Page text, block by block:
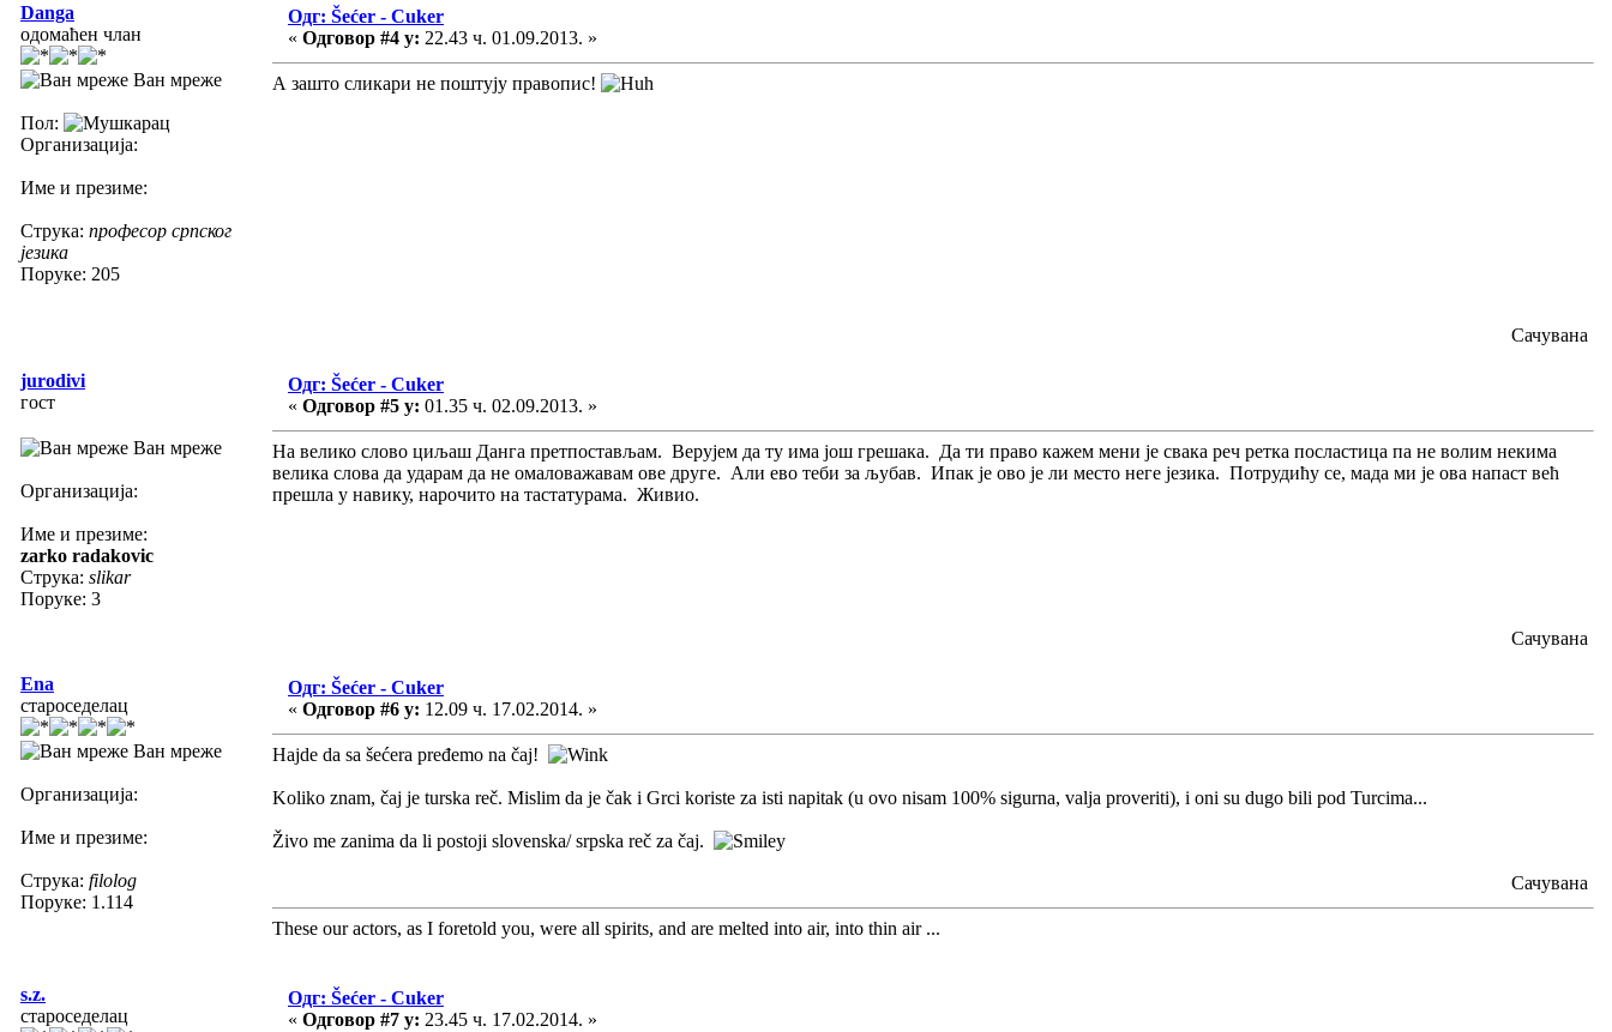
Danga
одомаћен члан
Ван мреже
Пол:
Организација:
Име и презиме:
Струка: професор српског
језика
Поруке: 205
Одг: Šećer - Cuker
« Одговор #4 у: 22.43 ч. 01.09.2013. »
А зашто сликари не поштују правопис!
Сачувана
jurodivi
гост
Ван мреже
Организација:
Име и презиме:
zarko radakovic
Струка: slikar
Поруке: 3
Одг: Šećer - Cuker
« Одговор #5 у: 01.35 ч. 02.09.2013. »
На велико слово циљаш Данга претпостављам. Верујем да ту има још грешака. Да ти право кажем мени је свака реч ретка посластица па не волим некима
велика слова да ударам да не омаловажавам ове друге. Али ево теби за љубав. Ипак је ово је ли место неге језика. Потрудићу се, мада ми је ова напаст већ
прешла у навику, нарочито на тастатурама. Живио.
Сачувана
Ena
староседелац
Ван мреже
Организација:
Име и презиме:
Струка: filolog
Поруке: 1.114
Одг: Šećer - Cuker
« Одговор #6 у: 12.09 ч. 17.02.2014. »
Hajde da sa šećera pređemo na čaj!
Koliko znam, čaj je turska reč. Mislim da je čak i Grci koriste za isti napitak (u ovo nisam 100% sigurna, valja proveriti), i oni su dugo bili pod Turcima...
Živo me zanima da li postoji slovenska/ srpska reč za čaj.
Сачувана
These our actors, as I foretold you, were all spirits, and are melted into air, into thin air ...
s.z.
староседелац
Одг: Šećer - Cuker
« Одговор #7 у: 23.45 ч. 17.02.2014. »